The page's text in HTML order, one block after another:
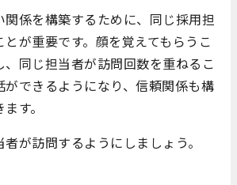
係を構築するために、同じ採用担
が重要です。顔を覚えてもらうこ
、同じ担当者が訪問回数を重ねるこ
ができるようになり、信頼関係も構
す。
が訪問するようにしましょう。